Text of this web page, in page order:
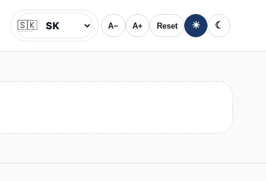
Jazyk
🇸🇰 A− A+ Reset ☀ ☾